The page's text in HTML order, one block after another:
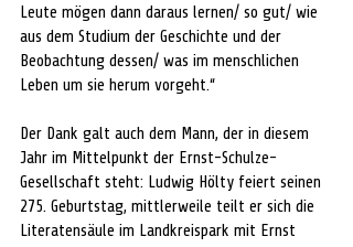
Leute mögen dann daraus lernen/ so gut/ wie
aus dem Studium der Geschichte und der
Beobachtung dessen/ was im menschlichen
Leben um sie herum vorgeht.“
Der Dank galt auch dem Mann, der in diesem
Jahr im Mittelpunkt der Ernst-Schulze-
Gesellschaft steht: Ludwig Hölty feiert seinen
275. Geburtstag, mittlerweile teilt er sich die
Literatensäule im Landkreispark mit Ernst